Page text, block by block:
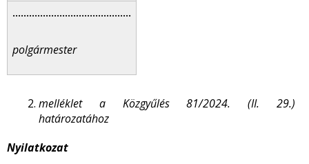
polgármester
melléklet a Közgyűlés 81/2024. (II. 29.)
határozatához
Nyilatkozat